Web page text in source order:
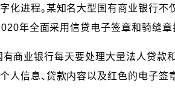
化进程。某知名大型国有商业银行
年全面采用信贷电子签章和骑缝
业银行每天要处理大量法人贷款和
人信息、贷款内容以及红色的电子签